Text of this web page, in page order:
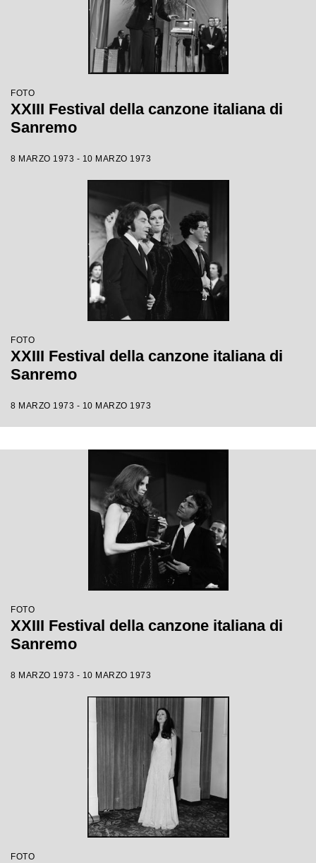
FOTO
XXIII Festival della canzone italiana di
Sanremo
8 MARZO 1973 - 10 MARZO 1973
FOTO
XXIII Festival della canzone italiana di
Sanremo
8 MARZO 1973 - 10 MARZO 1973
FOTO
XXIII Festival della canzone italiana di
Sanremo
8 MARZO 1973 - 10 MARZO 1973
FOTO